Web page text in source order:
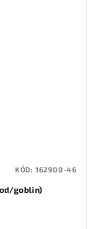
goblin)
KÓD: 162900-46